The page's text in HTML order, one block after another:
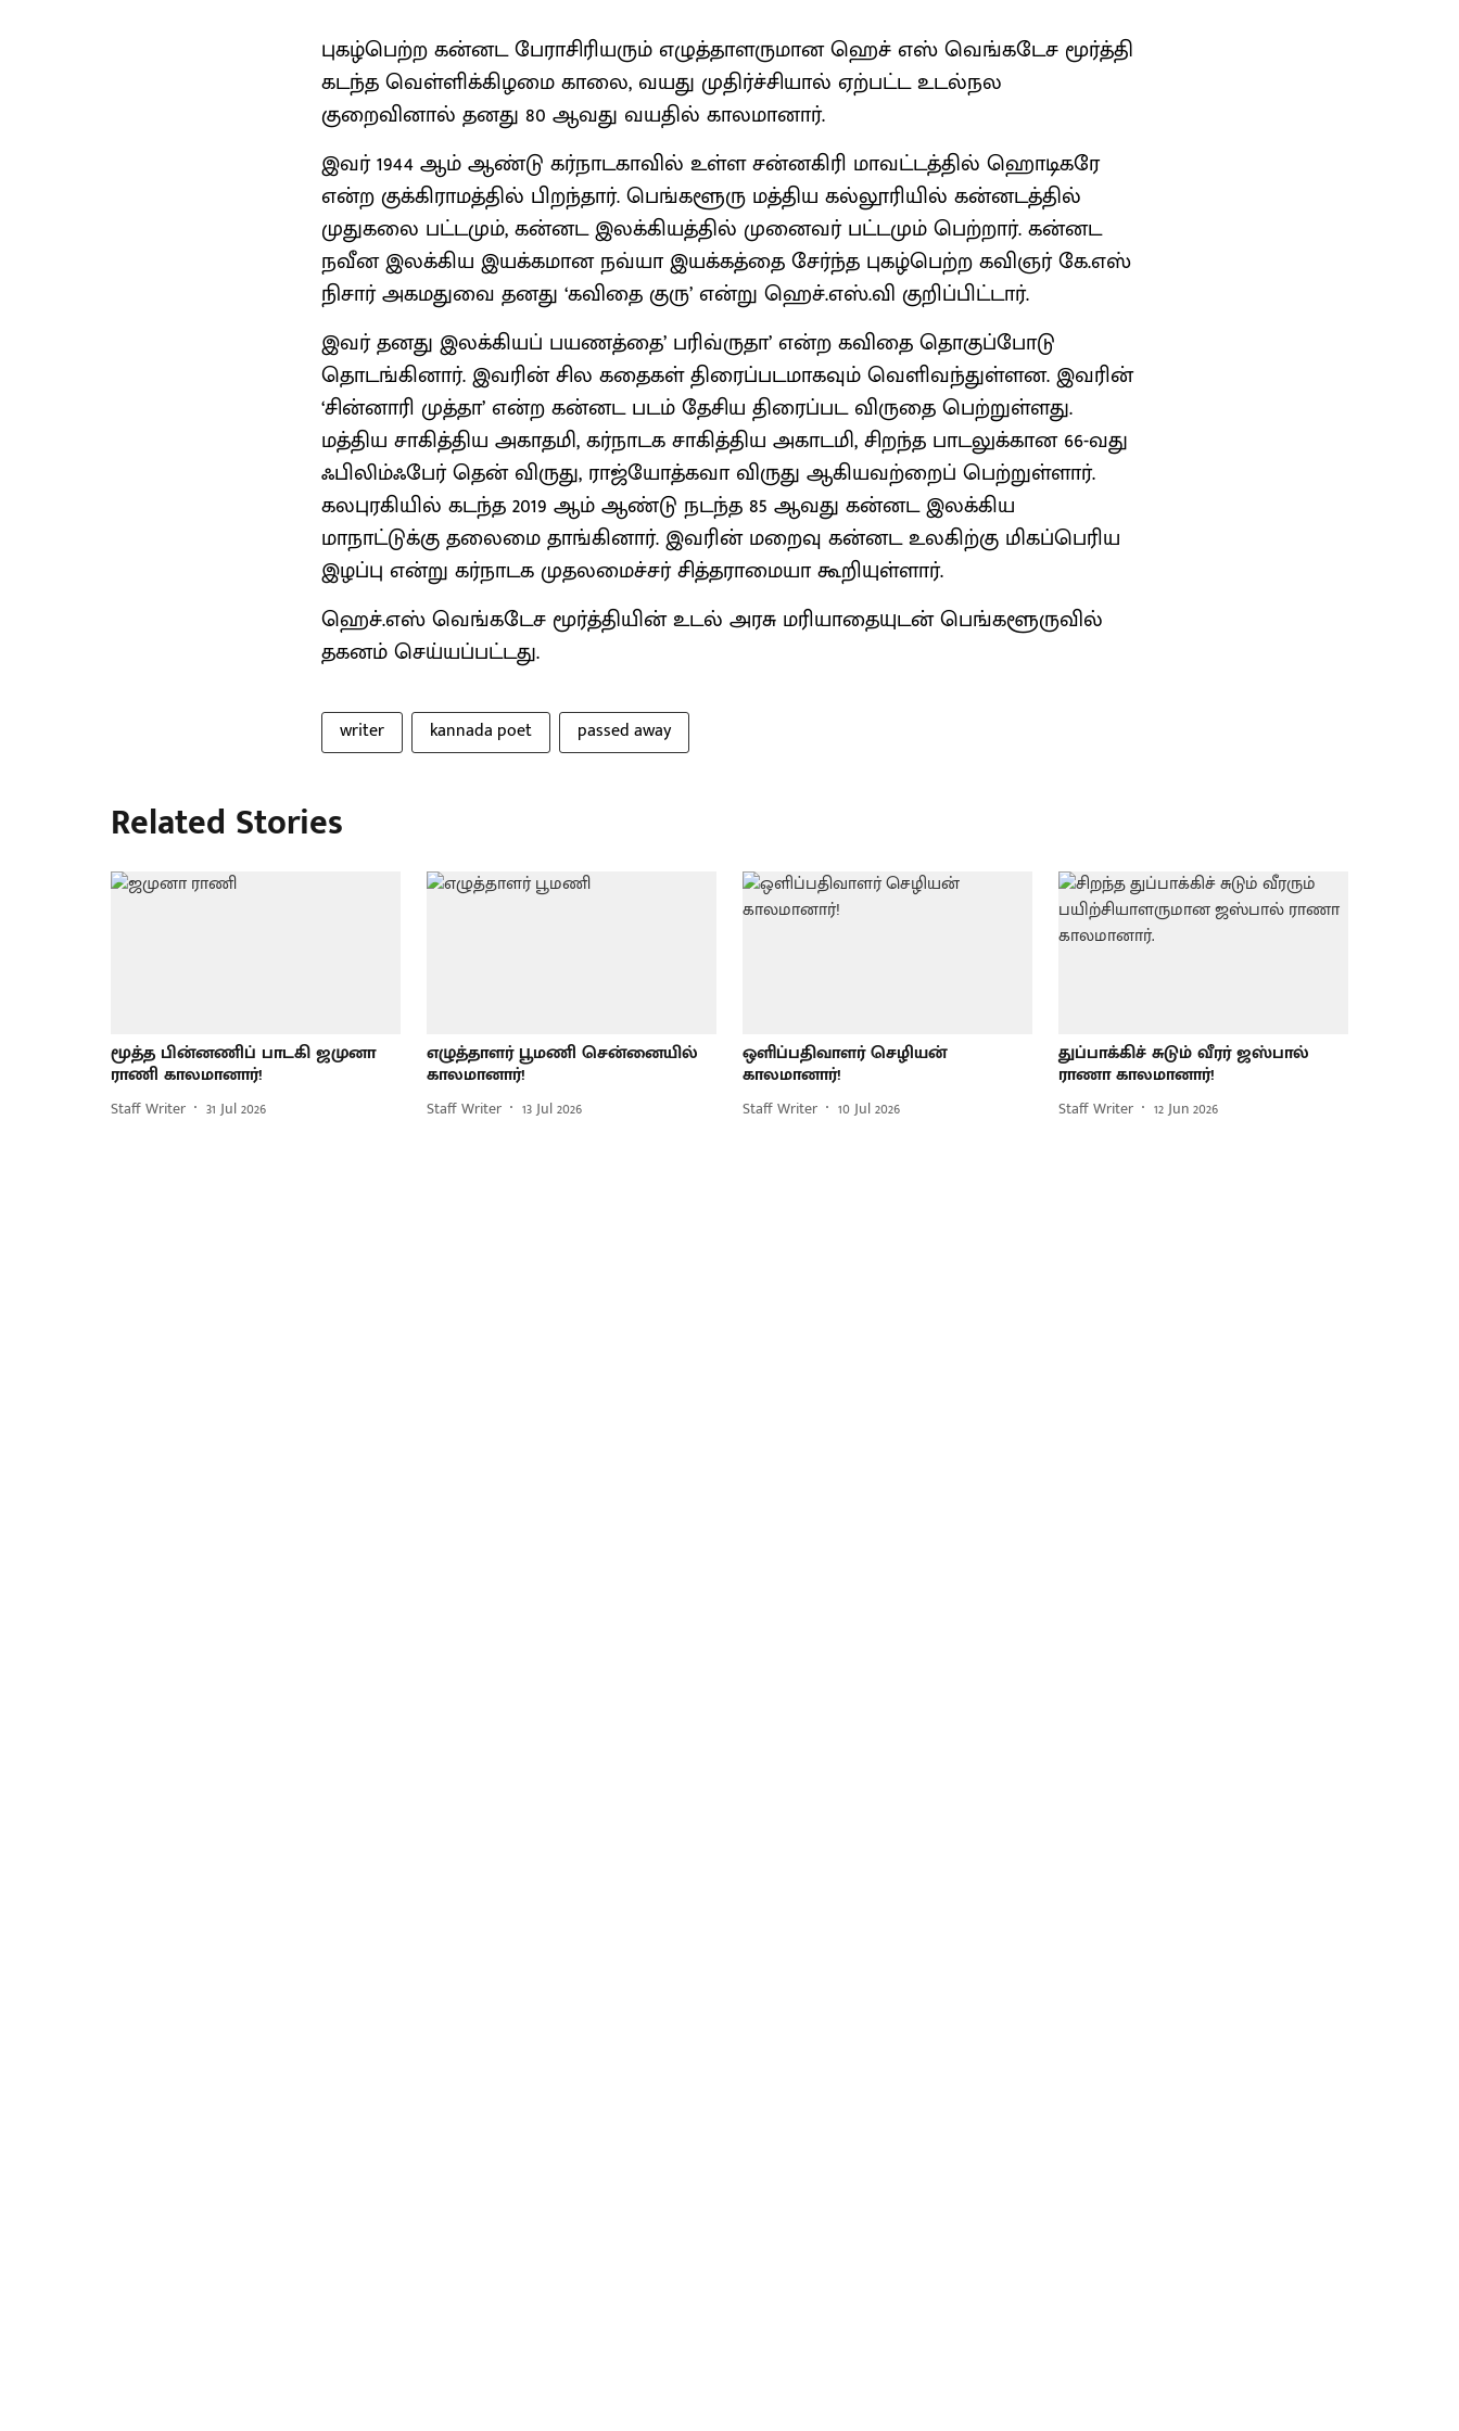
புகழ்பெற்ற கன்னட பேராசிரியரும் எழுத்தாளருமான ஹெச் எஸ் வெங்கடேச மூர்த்தி
கடந்த வெள்ளிக்கிழமை காலை, வயது முதிர்ச்சியால் ஏற்பட்ட உடல்நல
குறைவினால் தனது 80 ஆவது வயதில் காலமானார்.
இவர் 1944 ஆம் ஆண்டு கர்நாடகாவில் உள்ள சன்னகிரி மாவட்டத்தில் ஹொடிகரே
என்ற குக்கிராமத்தில் பிறந்தார். பெங்களூரு மத்திய கல்லூரியில் கன்னடத்தில்
முதுகலை பட்டமும், கன்னட இலக்கியத்தில் முனைவர் பட்டமும் பெற்றார். கன்னட
நவீன இலக்கிய இயக்கமான நவ்யா இயக்கத்தை சேர்ந்த புகழ்பெற்ற கவிஞர் கே.எஸ்
நிசார் அகமதுவை தனது ‘கவிதை குரு’ என்று ஹெச்.எஸ்.வி குறிப்பிட்டார்.
இவர் தனது இலக்கியப் பயணத்தை’ பரிவ்ருதா’ என்ற கவிதை தொகுப்போடு
தொடங்கினார். இவரின் சில கதைகள் திரைப்படமாகவும் வெளிவந்துள்ளன. இவரின்
‘சின்னாரி முத்தா’ என்ற கன்னட படம் தேசிய திரைப்பட விருதை பெற்றுள்ளது.
மத்திய சாகித்திய அகாதமி, கர்நாடக சாகித்திய அகாடமி, சிறந்த பாடலுக்கான 66-வது
ஃபிலிம்ஃபேர் தென் விருது, ராஜ்யோத்கவா விருது ஆகியவற்றைப் பெற்றுள்ளார்.
கலபுரகியில் கடந்த 2019 ஆம் ஆண்டு நடந்த 85 ஆவது கன்னட இலக்கிய
மாநாட்டுக்கு தலைமை தாங்கினார். இவரின் மறைவு கன்னட உலகிற்கு மிகப்பெரிய
இழப்பு என்று கர்நாடக முதலமைச்சர் சித்தராமையா கூறியுள்ளார்.
ஹெச்.எஸ் வெங்கடேச மூர்த்தியின் உடல் அரசு மரியாதையுடன் பெங்களூருவில்
தகனம் செய்யப்பட்டது.
writer kannada poet passed away
Related Stories
மூத்த பின்னணிப் பாடகி ஜமுனா
ராணி காலமானார்!
Staff Writer 31 Jul 2026
எழுத்தாளர் பூமணி சென்னையில்
காலமானார்!
Staff Writer 13 Jul 2026
ஒளிப்பதிவாளர் செழியன்
காலமானார்!
Staff Writer 10 Jul 2026
துப்பாக்கிச் சுடும் வீரர் ஜஸ்பால்
ராணா காலமானார்!
Staff Writer 12 Jun 2026